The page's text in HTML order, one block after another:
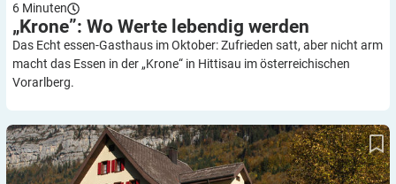
6 Minuten
„Krone”: Wo Werte lebendig werden
Das Echt essen-Gasthaus im Oktober: Zufrieden satt, aber nicht arm
macht das Essen in der „Krone“ in Hittisau im österreichischen
Vorarlberg.
Landgasthof „Adler“: Währschaft-raffiniert schmeckt´s am
besten